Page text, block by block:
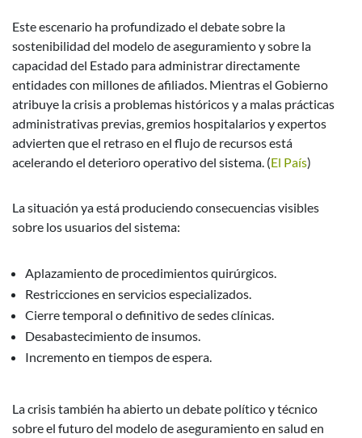
Este escenario ha profundizado el debate sobre la
sostenibilidad del modelo de aseguramiento y sobre la
capacidad del Estado para administrar directamente
entidades con millones de afiliados. Mientras el Gobierno
atribuye la crisis a problemas históricos y a malas prácticas
administrativas previas, gremios hospitalarios y expertos
advierten que el retraso en el flujo de recursos está
acelerando el deterioro operativo del sistema. (El País)
La situación ya está produciendo consecuencias visibles
sobre los usuarios del sistema:
Aplazamiento de procedimientos quirúrgicos.
Restricciones en servicios especializados.
Cierre temporal o definitivo de sedes clínicas.
Desabastecimiento de insumos.
Incremento en tiempos de espera.
La crisis también ha abierto un debate político y técnico
sobre el futuro del modelo de aseguramiento en salud en